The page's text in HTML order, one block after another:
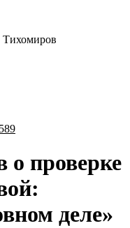
Тихомиров
проверке
деле»